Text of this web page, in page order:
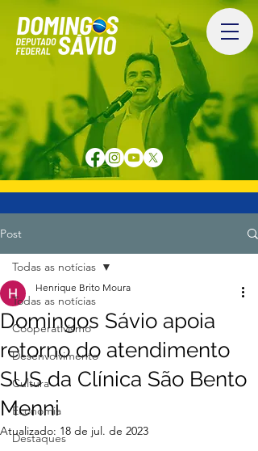
Post
Todas as notícias
Cooperativismo
Desenvolvimento
Cultura
Economia
Destaques
Todas as notícias
Domingos Sávio apoia
retorno do atendimento
SUS da Clínica São Bento
Menni
Henrique Brito Moura
Atualizado: 18 de jul. de 2023